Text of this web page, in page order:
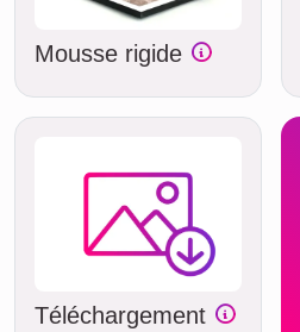
Mousse rigide
Téléchargement